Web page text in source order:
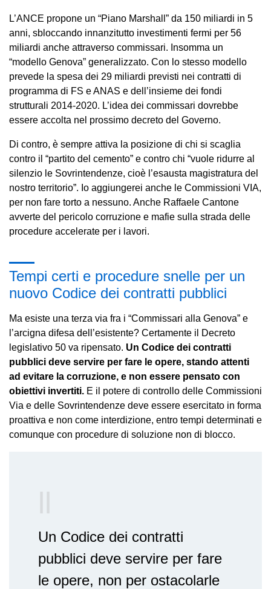
L’ANCE propone un “Piano Marshall” da 150 miliardi in 5
anni, sbloccando innanzitutto investimenti fermi per 56
miliardi anche attraverso commissari. Insomma un
“modello Genova” generalizzato. Con lo stesso modello
prevede la spesa dei 29 miliardi previsti nei contratti di
programma di FS e ANAS e dell’insieme dei fondi
strutturali 2014-2020. L’idea dei commissari dovrebbe
essere accolta nel prossimo decreto del Governo.
Di contro, è sempre attiva la posizione di chi si scaglia
contro il “partito del cemento” e contro chi “vuole ridurre al
silenzio le Sovrintendenze, cioè l’esausta magistratura del
nostro territorio”. Io aggiungerei anche le Commissioni VIA,
per non fare torto a nessuno. Anche Raffaele Cantone
avverte del pericolo corruzione e mafie sulla strada delle
procedure accelerate per i lavori.
Tempi certi e procedure snelle per un
nuovo Codice dei contratti pubblici
Ma esiste una terza via fra i “Commissari alla Genova” e
l’arcigna difesa dell’esistente? Certamente il Decreto
legislativo 50 va ripensato. Un Codice dei contratti
pubblici deve servire per fare le opere, stando attenti
ad evitare la corruzione, e non essere pensato con
obiettivi invertiti. E il potere di controllo delle Commissioni
Via e delle Sovrintendenze deve essere esercitato in forma
proattiva e non come interdizione, entro tempi determinati e
comunque con procedure di soluzione non di blocco.
Un Codice dei contratti
pubblici deve servire per fare
le opere, non per ostacolarle